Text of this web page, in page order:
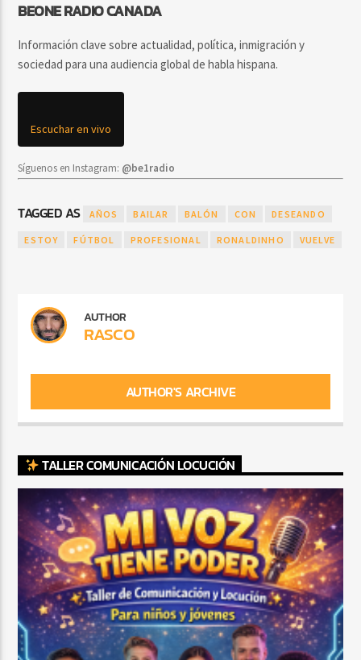
BEONE RADIO CANADA
Información clave sobre actualidad, política, inmigración y
sociedad para una audiencia global de habla hispana.
Escuchar en vivo
Síguenos en Instagram: @be1radio
TAGGED AS AÑOS BAILAR BALÓN CON DESEANDO
ESTOY FÚTBOL PROFESIONAL RONALDINHO VUELVE
AUTHOR
RASCO
AUTHOR'S ARCHIVE
TALLER COMUNICACIÓN LOCUCIÓN